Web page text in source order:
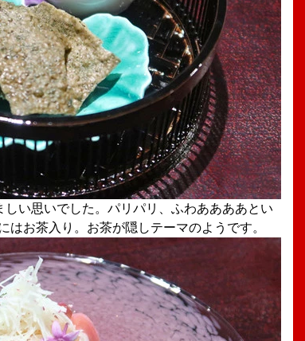
い思いでした。パリパリ、ふわああああとい
はお茶入り。お茶が隠しテーマのようです。